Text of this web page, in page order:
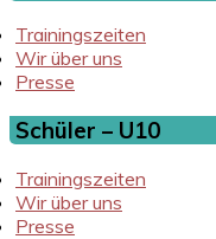
Trainingszeiten
Wir über uns
Presse
Schüler – U10
Trainingszeiten
Wir über uns
Presse